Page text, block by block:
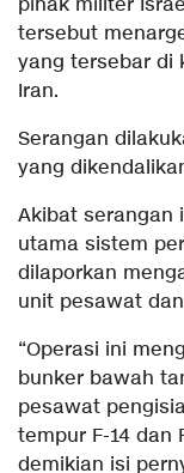
pihak militer
tersebut
yang tersebar di
Iran.
Serangan
yang
Akibat serangan
utama sistem
dilaporkan
unit pesawat
“Operasi ini
bunker bawah
pesawat
tempur F-14 dan
demikian isi